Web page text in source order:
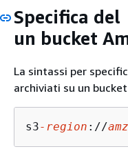
Specifica del
un bucket
La sintassi per
archiviati su un
s3-region ://